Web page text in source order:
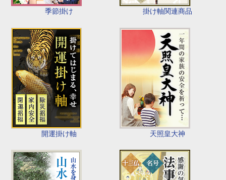
季節掛け 掛け軸関連商品
開運掛け軸 天照皇大神